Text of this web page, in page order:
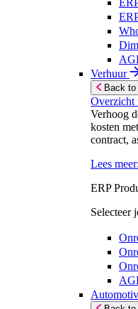
Verhuur
Back
Overzicht
Verhoog
kosten
contract,
Lees meer:
ERP
Selecteer